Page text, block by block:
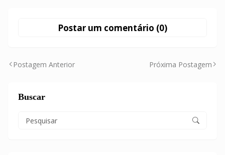
Postar um comentário (0)
Postagem Anterior Próxima Postagem
Buscar